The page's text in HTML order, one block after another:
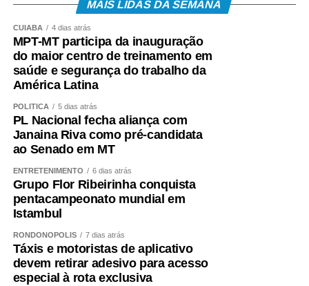
MAIS LIDAS DA SEMANA
CUIABÁ 4 dias atrás
MPT-MT participa da inauguração
do maior centro de treinamento em
saúde e segurança do trabalho da
América Latina
POLÍTICA 5 dias atrás
PL Nacional fecha aliança com
Janaina Riva como pré-candidata
ao Senado em MT
ENTRETENIMENTO 6 dias atrás
Grupo Flor Ribeirinha conquista
pentacampeonato mundial em
Istambul
RONDONÓPOLIS 7 dias atrás
Táxis e motoristas de aplicativo
devem retirar adesivo para acesso
especial à rota exclusiva